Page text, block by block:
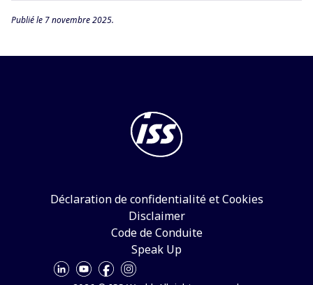
Publié le 7 novembre 2025.
Déclaration de confidentialité et Cookies
Disclaimer
Code de Conduite
Speak Up